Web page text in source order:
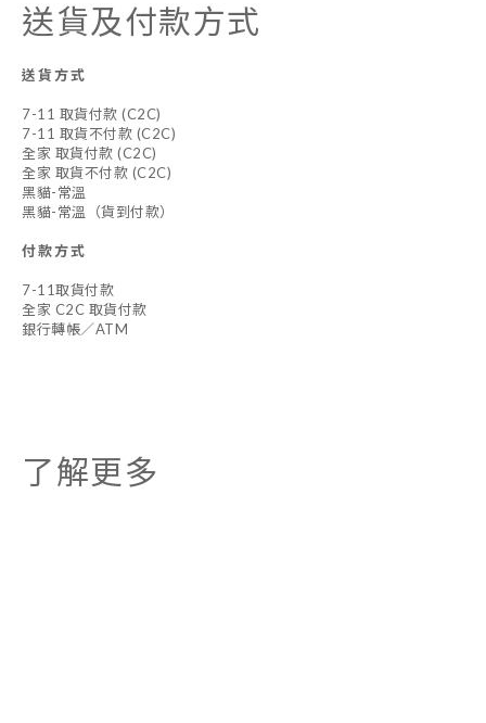
送貨及付款方式
送貨方式
7-11 取貨付款 (C2C)
7-11 取貨不付款 (C2C)
全家 取貨付款 (C2C)
全家 取貨不付款 (C2C)
黑貓-常溫
黑貓-常溫（貨到付款）
付款方式
7-11取貨付款
全家 C2C 取貨付款
銀行轉帳／ATM
了解更多